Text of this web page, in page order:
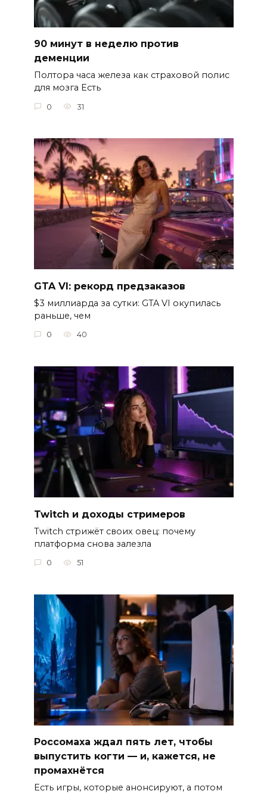
90 минут в неделю против
деменции
Полтора часа железа как страховой полис
для мозга Есть
0 31
GTA VI: рекорд предзаказов
$3 миллиарда за сутки: GTA VI окупилась
раньше, чем
0 40
Twitch и доходы стримеров
Twitch стрижёт своих овец: почему
платформа снова залезла
0 51
Россомаха ждал пять лет, чтобы
выпустить когти — и, кажется, не
промахнётся
Есть игры, которые анонсируют, а потом